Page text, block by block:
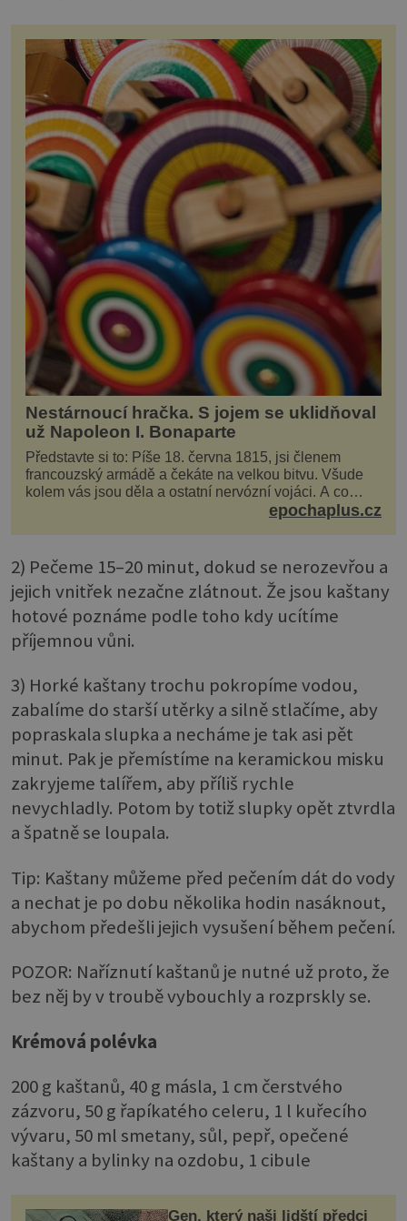
Nestárnoucí hračka. S jojem se uklidňoval
už Napoleon I. Bonaparte
Představte si to: Píše 18. června 1815, jsi členem
francouzský armádě a čekáte na velkou bitvu. Všude
kolem vás jsou děla a ostatní nervózní vojáci. A co
děláte vy? Hrajete si… s jojem! Zdá se v...epochaplus.cz
2) Pečeme 15–20 minut, dokud se nerozevřou a
jejich vnitřek nezačne zlátnout. Že jsou kaštany
hotové poznáme podle toho kdy ucítíme
příjemnou vůni.
3) Horké kaštany trochu pokropíme vodou,
zabalíme do starší utěrky a silně stlačíme, aby
popraskala slupka a necháme je tak asi pět
minut. Pak je přemístíme na keramickou misku
zakryjeme talířem, aby příliš rychle
nevychladly. Potom by totiž slupky opět ztvrdla
a špatně se loupala.
Tip: Kaštany můžeme před pečením dát do vody
a nechat je po dobu několika hodin nasáknout,
abychom předešli jejich vysušení během pečení.
POZOR: Naříznutí kaštanů je nutné už proto, že
bez něj by v troubě vybouchly a rozprskly se.
Krémová polévka
200 g kaštanů, 40 g másla, 1 cm čerstvého
zázvoru, 50 g řapíkatého celeru, 1 l kuřecího
vývaru, 50 ml smetany, sůl, pepř, opečené
kaštany a bylinky na ozdobu, 1 cibule
Gen, který naši lidští předci